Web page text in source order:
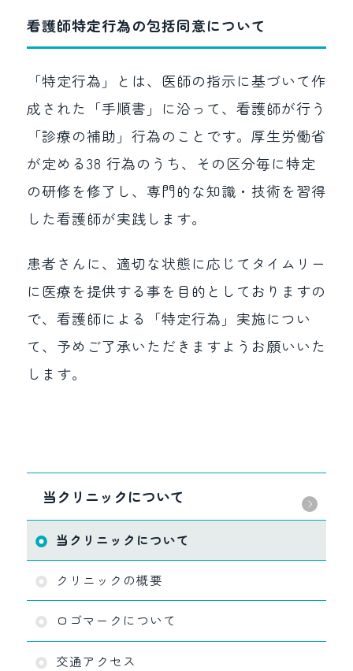
看護師特定行為の包括同意について
「特定行為」とは、医師の指示に基づいて作
成された「手順書」に沿って、看護師が行う
「診療の補助」行為のことです。厚生労働省
が定める38 行為のうち、その区分毎に特定
の研修を修了し、専門的な知識・技術を習得
した看護師が実践します。
患者さんに、適切な状態に応じてタイムリー
に医療を提供する事を目的としておりますの
で、看護師による「特定行為」実施につい
て、予めご了承いただきますようお願いいた
します。
当クリニックについて
当クリニックについて
クリニックの概要
ロゴマークについて
交通アクセス